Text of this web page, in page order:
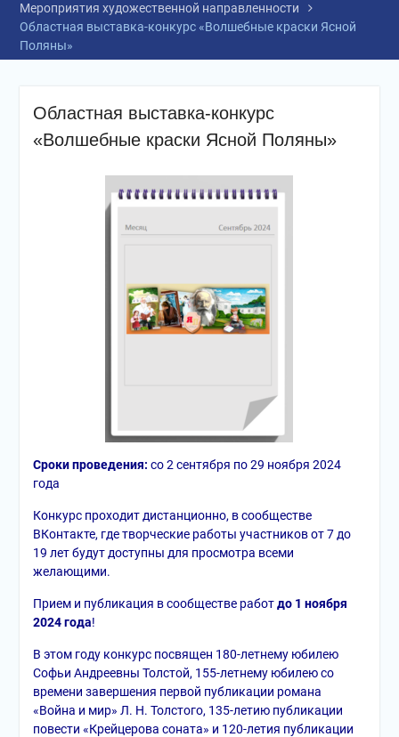
Мероприятия художественной направленности
Областная выставка-конкурс «Волшебные краски Ясной
Поляны»
Областная выставка-конкурс
«Волшебные краски Ясной Поляны»
Сроки проведения: со 2 сентября по 29 ноября 2024
года
Конкурс проходит дистанционно, в сообществе
ВКонтакте, где творческие работы участников от 7 до
19 лет будут доступны для просмотра всеми
желающими.
Прием и публикация в сообществе работдо 1 ноября
2024 года!
В этом году конкурс посвящен 180-летнему юбилею
Софьи Андреевны Толстой, 155-летнему юбилею со
времени завершения первой публикации романа
«Война и мир» Л. Н. Толстого, 135-летию публикации
повести «Крейцерова соната» и 120-летия публикации